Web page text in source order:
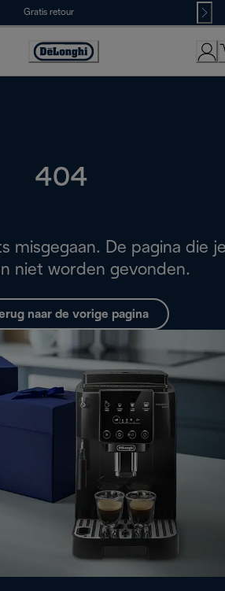
Gratis retour
Accessibility
Statement
404
misgegaan. De pagina die
niet worden gevonden.
naar de vorige pagina